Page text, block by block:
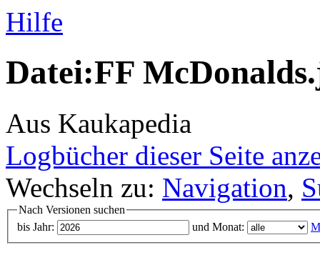
Hilfe
Datei:FF
Aus Kaukapedia
Logbücher dieser Seite
Wechseln zu: Navigation,
Nach Versionen suchen
bis Jahr:
und Monat: